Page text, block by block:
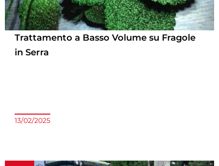
Trattamento a Basso Volume su Fragole
in Serra
13/02/2025